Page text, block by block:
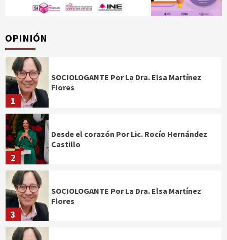
OPINIÓN
1
SOCIOLOGANTE Por La Dra. Elsa Martínez
Flores
2
Desde el corazón Por Lic. Rocío Hernández
Castillo
3
SOCIOLOGANTE Por La Dra. Elsa Martínez
Flores